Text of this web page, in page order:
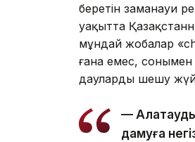
беретін заманауи
уақытта
мұндай жобалар
ғана емес, сонымен
дауларды шешу
— Алатауды
дамуға